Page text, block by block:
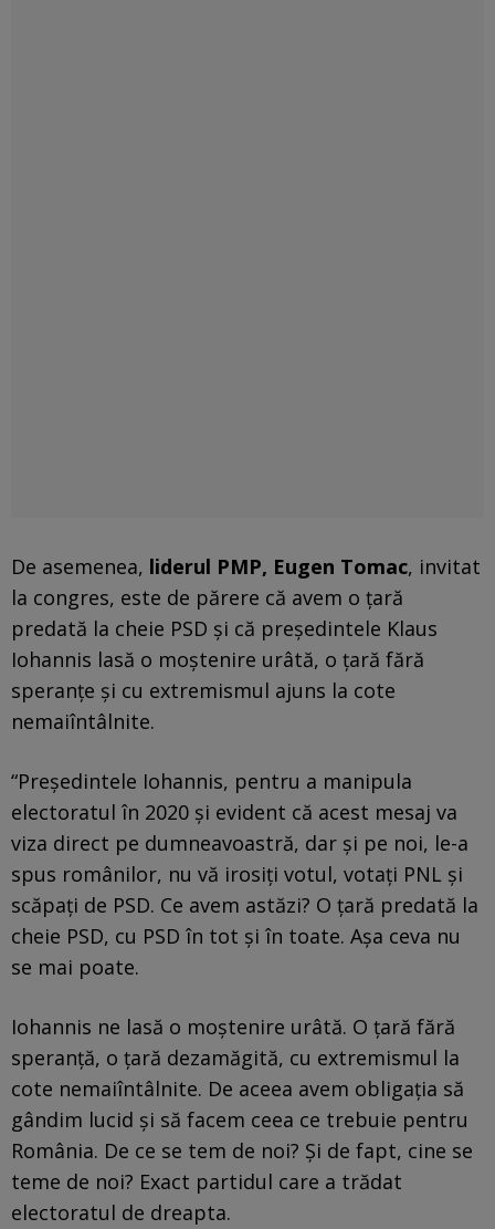
De asemenea, liderul PMP, Eugen Tomac, invitat
la congres, este de părere că avem o țară
predată la cheie PSD și că președintele Klaus
Iohannis lasă o moștenire urâtă, o țară fără
speranțe și cu extremismul ajuns la cote
nemaiîntâlnite.
“Preşedintele Iohannis, pentru a manipula
electoratul în 2020 şi evident că acest mesaj va
viza direct pe dumneavoastră, dar şi pe noi, le-a
spus românilor, nu vă irosiţi votul, votaţi PNL şi
scăpaţi de PSD. Ce avem astăzi? O ţară predată la
cheie PSD, cu PSD în tot şi în toate. Aşa ceva nu
se mai poate.
Iohannis ne lasă o moştenire urâtă. O ţară fără
speranţă, o ţară dezamăgită, cu extremismul la
cote nemaiîntâlnite. De aceea avem obligaţia să
gândim lucid şi să facem ceea ce trebuie pentru
România. De ce se tem de noi? Şi de fapt, cine se
teme de noi? Exact partidul care a trădat
electoratul de dreapta.